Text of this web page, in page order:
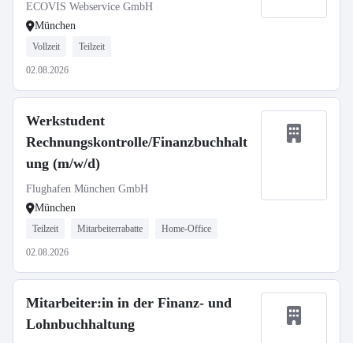
ECOVIS Webservice GmbH
München
Vollzeit Teilzeit
02.08.2026
Werkstudent
Rechnungskontrolle/Finanzbuchhalt
ung (m/w/d)
Flughafen München GmbH
München
Teilzeit Mitarbeiterrabatte Home-Office
02.08.2026
Mitarbeiter:in in der Finanz- und
Lohnbuchhaltung